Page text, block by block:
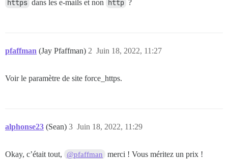
https dans les e-mails et non http ?
pfaffman (Jay Pfaffman) Juin 18, 2022, 11:27
2
Voir le paramètre de site force_https.
alphonse23 (Sean) Juin 18, 2022, 11:29
3
Okay, c’était tout, @pfaffman merci ! Vous méritez un prix !